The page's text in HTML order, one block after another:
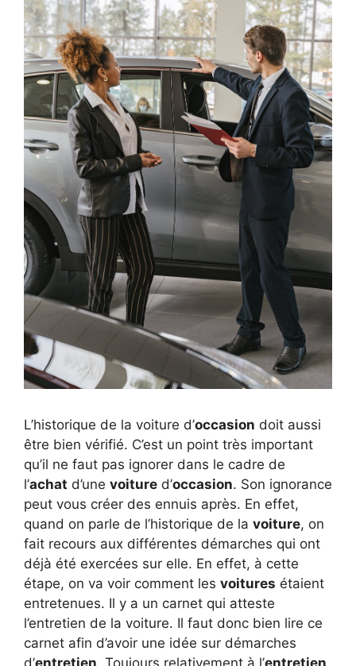
L’historique de la voiture d’occasion doit aussi
être bien vérifié. C’est un point très important
qu’il ne faut pas ignorer dans le cadre de
l’achat d’une voiture d’occasion. Son ignorance
peut vous créer des ennuis après. En effet,
quand on parle de l’historique de la voiture, on
fait recours aux différentes démarches qui ont
déjà été exercées sur elle. En effet, à cette
étape, on va voir comment les voitures étaient
entretenues. Il y a un carnet qui atteste
l’entretien de la voiture. Il faut donc bien lire ce
carnet afin d’avoir une idée sur démarches
d’entretien . Toujours relativement à l’entretien